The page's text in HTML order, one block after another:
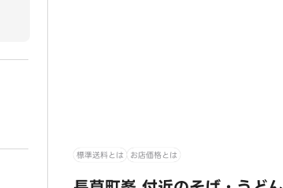
標準送料とは お店価格とは